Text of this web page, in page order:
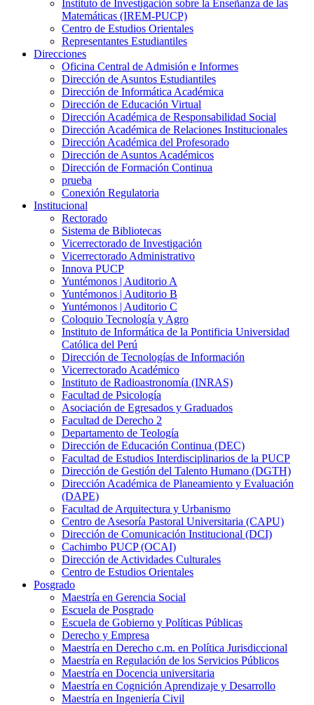
Instituto de Investigación sobre la Enseñanza de las
Matemáticas (IREM-PUCP)
Centro de Estudios Orientales
Representantes Estudiantiles
Direcciones
Oficina Central de Admisión e Informes
Dirección de Asuntos Estudiantiles
Dirección de Informática Académica
Dirección de Educación Virtual
Dirección Académica de Responsabilidad Social
Dirección Académica de Relaciones Institucionales
Dirección Académica del Profesorado
Dirección de Asuntos Académicos
Dirección de Formación Continua
prueba
Conexión Regulatoria
Institucional
Rectorado
Sistema de Bibliotecas
Vicerrectorado de Investigación
Vicerrectorado Administrativo
Innova PUCP
Yuntémonos | Auditorio A
Yuntémonos | Auditorio B
Yuntémonos | Auditorio C
Coloquio Tecnología y Agro
Instituto de Informática de la Pontificia Universidad
Católica del Perú
Dirección de Tecnologías de Información
Vicerrectorado Académico
Instituto de Radioastronomía (INRAS)
Facultad de Psicología
Asociación de Egresados y Graduados
Facultad de Derecho 2
Departamento de Teología
Dirección de Educación Continua (DEC)
Facultad de Estudios Interdisciplinarios de la PUCP
Dirección de Gestión del Talento Humano (DGTH)
Dirección Académica de Planeamiento y Evaluación
(DAPE)
Facultad de Arquitectura y Urbanismo
Centro de Asesoría Pastoral Universitaria (CAPU)
Dirección de Comunicación Institucional (DCI)
Cachimbo PUCP (OCAI)
Dirección de Actividades Culturales
Centro de Estudios Orientales
Posgrado
Maestría en Gerencia Social
Escuela de Posgrado
Escuela de Gobierno y Políticas Públicas
Derecho y Empresa
Maestría en Derecho c.m. en Política Jurisdiccional
Maestría en Regulación de los Servicios Públicos
Maestría en Docencia universitaria
Maestría en Cognición Aprendizaje y Desarrollo
Maestría en Ingeniería Civil